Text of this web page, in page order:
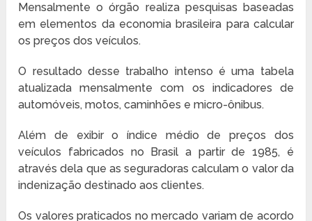
Mensalmente o órgão realiza pesquisas baseadas
em elementos da economia brasileira para calcular
os preços dos veículos.
O resultado desse trabalho intenso é uma tabela
atualizada mensalmente com os indicadores de
automóveis, motos, caminhões e micro-ônibus.
Além de exibir o índice médio de preços dos
veículos fabricados no Brasil a partir de 1985, é
através dela que as seguradoras calculam o valor da
indenização destinado aos clientes.
Os valores praticados no mercado variam de acordo